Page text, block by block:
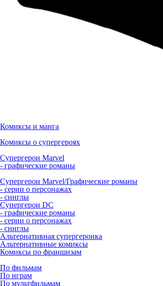
Комиксы и манга
Комиксы о супергероях
Супергерои Marvel
- графические романы
Супергерои Marvel/Графические романы
- серии о персонажах
- синглы
Супергерои DC
- графические романы
- серии о персонажах
- синглы
Альтернативная супергероика
Альтернативные комиксы
Комиксы по франшизам
По фильмам
По играм
По мультфильмам